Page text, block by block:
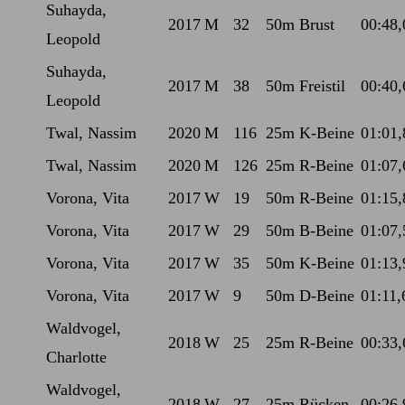
Suhayda,
Leopold
2017 M 32 50m Brust
Suhayda,
Leopold
2017 M 38 50m Freistil
Twal, Nassim 2020 M 116 25m K-Beine
Twal, Nassim
2020 M 126 25m R-Beine
Vorona, Vita
2017 W 19 50m R-Beine
Vorona, Vita
2017 W 29 50m B-Beine
Vorona, Vita
2017 W 35 50m K-Beine
Vorona, Vita
2017 W 9 50m D-Beine
Waldvogel,
Charlotte
2018 W 25 25m R-Beine
Waldvogel,